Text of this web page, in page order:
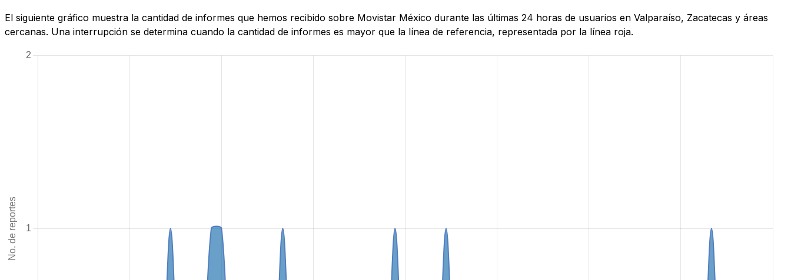
El siguiente gráfico muestra la cantidad de informes que hemos recibido sobre Movistar México durante las últimas 24 horas de usuarios en Valparaíso, Zacatecas y áreas
cercanas. Una interrupción se determina cuando la cantidad de informes es mayor que la línea de referencia, representada por la línea roja.